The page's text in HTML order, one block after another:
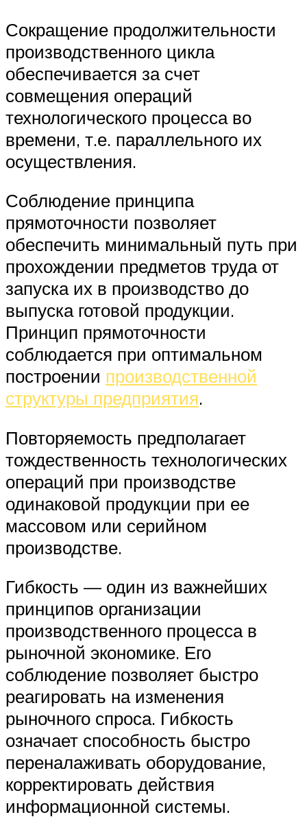
Сокращение продолжительности
производственного цикла
обеспечивается за счет
совмещения операций
технологического процесса во
времени, т.е. параллельного их
осуществления.
Соблюдение принципа
прямоточности позволяет
обеспечить минимальный путь при
прохождении предметов труда от
запуска их в производство до
выпуска готовой продукции.
Принцип прямоточности
соблюдается при оптимальном
построении производственной
структуры предприятия.
Повторяемость предполагает
тождественность технологических
операций при производстве
одинаковой продукции при ее
массовом или серийном
производстве.
Гибкость — один из важнейших
принципов организации
производственного процесса в
рыночной экономике. Его
соблюдение позволяет быстро
реагировать на изменения
рыночного спроса. Гибкость
означает способность быстро
переналаживать оборудование,
корректировать действия
информационной системы.